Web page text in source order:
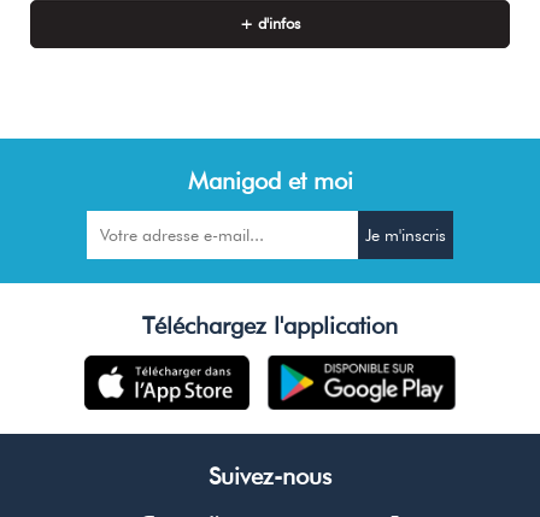
+ d'infos
Manigod et moi
Suivez-nous
Téléchargez l'application